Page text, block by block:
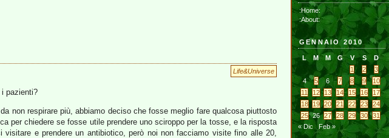
Life&Universe
pazienti?
non respirare più, abbiamo deciso che fosse meglio fare qualcosa piuttosto
per chiedere se fosse utile prendere uno sciroppo per la tosse, e la risposta
e prendere un antibiotico, però noi non facciamo visite fino alle 20,
:Home:
:About:
GENNAIO 2010
L M M G V S
D
1
2
3
4
5 6 7 8 9
10
11
12 13 14 15 16
17
18
19 20 21 22 23
24
25 26 27 28 29 30
31
« Dic
Feb »